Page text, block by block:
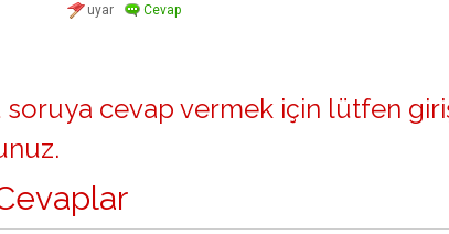
soruya cevap vermek için lütfen
.